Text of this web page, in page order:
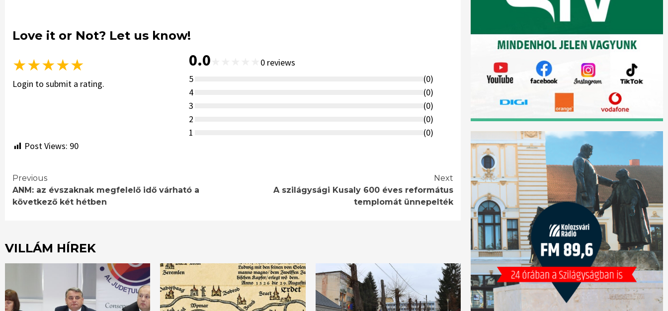
Love it or Not? Let us know!
★★★★★
Login to submit a rating.
0.0 0 reviews
5
(0)
4
(0)
3
(0)
2
(0)
1
(0)
Post Views: 90
Continue
Reading
Previous
ANM: az évszaknak megfelelő idő várható a
következő két hétben
Next
A szilágysági Kusaly 600 éves református
templomát ünnepelték
VILLÁM HÍREK